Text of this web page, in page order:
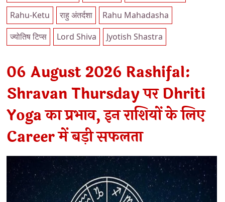
Rahu-Ketu
राहु अंतर्दशा
Rahu Mahadasha
ज्योतिष टिप्स
Lord Shiva Jyotish Shastra
06 August 2026 Rashifal:
Shravan Thursday पर Dhriti
Yoga का प्रभाव, इन राशियों के लिए
Career में बड़ी सफलता